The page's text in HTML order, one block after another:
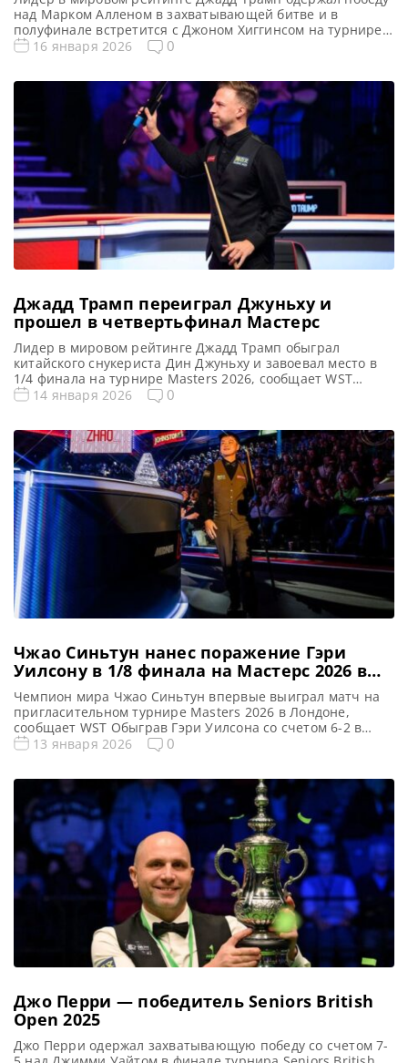
над Марком Алленом в захватывающей битве и в
полуфинале встретится с Джоном Хиггинсом на турнире
Masters 2026 в Alexandra Palace, сообщает WST Джадд
уверенную победу над Марком Алленом со счетом 6-2.
Успешный результат приближает Трампа […]
16 января 2026 0
Джадд Трамп переиграл Джуньху и
прошел в четвертьфинал Мастерс
Лидер в мировом рейтинге Джадд Трамп обыграл
китайского снукериста Дин Джуньху и завоевал место в
1/4 финала на турнире Masters 2026, сообщает WST
Джадд Трамп в 1/8 финала Masters (Мастерс) 2026
со счетом 6-2 и вышел в четвертьфинал, где встретится с
[…]
14 января 2026 0
Чжао Синьтун нанес поражение Гэри
Уилсону в 1/8 финала на Мастерс 2026 в
Лондоне
Чемпион мира Чжао Синьтун впервые выиграл матч на
пригласительном турнире Masters 2026 в Лондоне,
сообщает WST Обыграв Гэри Уилсона со счетом 6-2 в
первом раунде Masters (Мастерс) 2026, Чжао Синьтун
дополнительного давления, связанного со статусом
действующего Чемпиона мира, Чжао продемонстрировал
уверенную игру и одержал […]
13 января 2026 0
Джо Перри — победитель Seniors British
Open 2025
Джо Перри одержал захватывающую победу со счетом 7-